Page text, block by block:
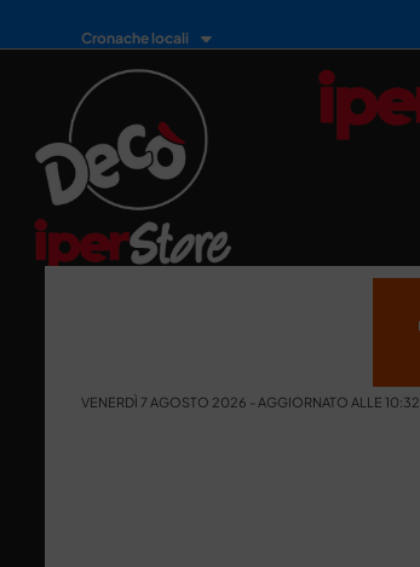
Cronache locali
VENERDÌ 7 AGOSTO 2026 - AGGIORNATO ALLE 10:32